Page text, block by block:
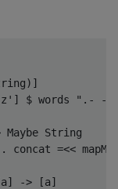
$
String
concat =<<
-> [a]